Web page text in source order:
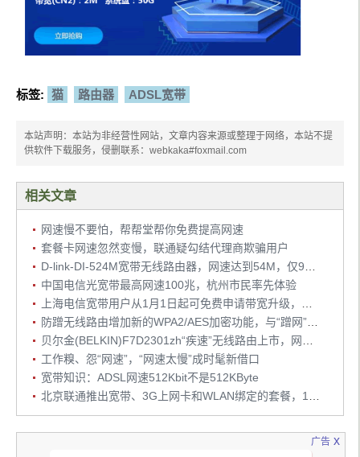
标签: 猫 路由器 ADSL宽带
本站声明：本站为非经营性网站，文章内容来源或整理于网络，本站不提
供软件下载服务，侵删联系：webkaka#foxmail.com
相关文章
网速慢不要怕，帮帮堂帮你免费提高网速
套餐卡网速忽然变慢，联通疑勾结代理商欺骗用户
中国电信光宽带最高网速100兆，杭州市民率先体验
工作糗、怨“网速”，“网速太慢”成时髦新借口
宽带知识：ADSL网速512Kbit不是512KByte
广告 x